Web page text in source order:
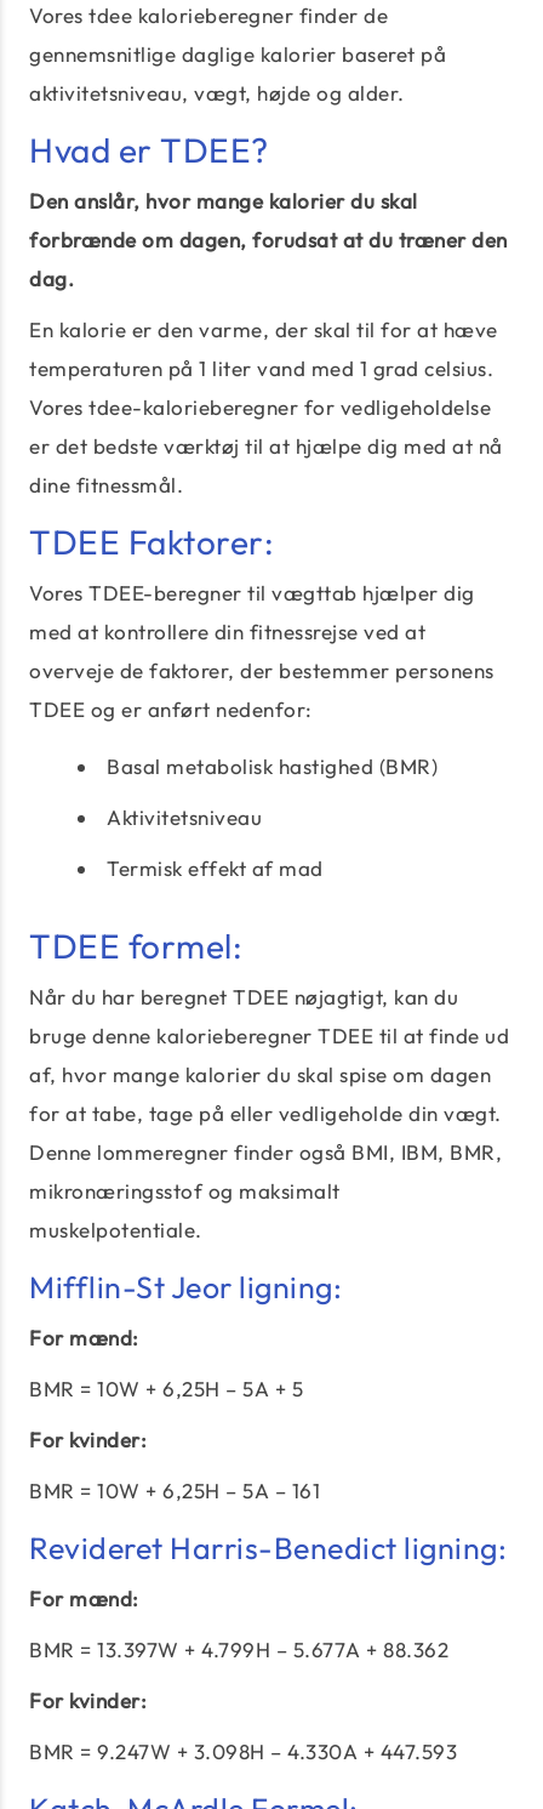
Vores tdee kalorieberegner finder de
gennemsnitlige daglige kalorier baseret på
aktivitetsniveau, vægt, højde og alder.
Hvad er TDEE?
Den anslår, hvor mange kalorier du skal
forbrænde om dagen, forudsat at du træner den
dag.
En kalorie er den varme, der skal til for at hæve
temperaturen på 1 liter vand med 1 grad celsius.
Vores tdee-kalorieberegner for vedligeholdelse
er det bedste værktøj til at hjælpe dig med at nå
dine fitnessmål.
TDEE Faktorer:
Vores TDEE-beregner til vægttab hjælper dig
med at kontrollere din fitnessrejse ved at
overveje de faktorer, der bestemmer personens
TDEE og er anført nedenfor:
Basal metabolisk hastighed (BMR)
Aktivitetsniveau
Termisk effekt af mad
TDEE formel:
Når du har beregnet TDEE nøjagtigt, kan du
bruge denne kalorieberegner TDEE til at finde ud
af, hvor mange kalorier du skal spise om dagen
for at tabe, tage på eller vedligeholde din vægt.
Denne lommeregner finder også BMI, IBM, BMR,
mikronæringsstof og maksimalt
muskelpotentiale.
Mifflin-St Jeor ligning:
For mænd:
BMR = 10W + 6,25H – 5A + 5
For kvinder:
BMR = 10W + 6,25H – 5A – 161
Revideret Harris-Benedict ligning:
For mænd:
BMR = 13.397W + 4.799H – 5.677A + 88.362
For kvinder:
BMR = 9.247W + 3.098H – 4.330A + 447.593